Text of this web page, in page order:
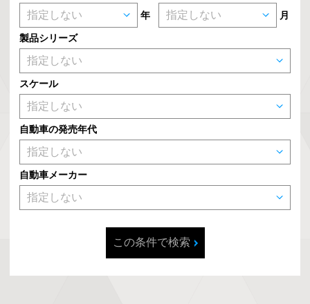
年 月
製品シリーズ
スケール
自動車の発売年代
自動車メーカー
この条件で検索